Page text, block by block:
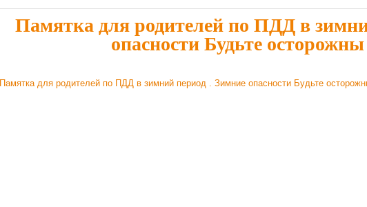
Памятка для родителей по ПДД в
опасности Будьте
Памятка для родителей по ПДД в зимний период . Зимние опасности Будьте